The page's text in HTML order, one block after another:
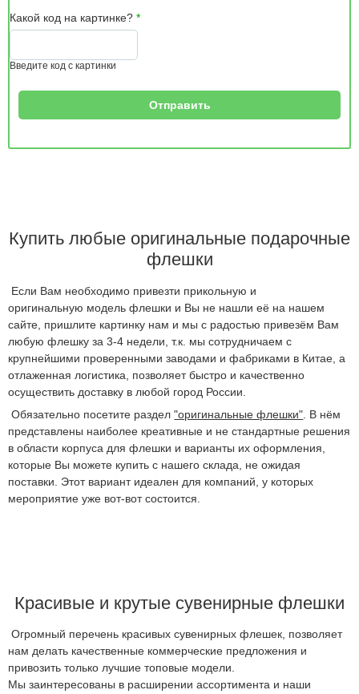
Какой код на картинке?*
Введите код с картинки
Купить любые оригинальные подарочные
флешки
Если Вам необходимо привезти прикольную и
оригинальную модель флешки и Вы не нашли её на нашем
сайте, пришлите картинку нам и мы с радостью привезём Вам
любую флешку за 3-4 недели, т.к. мы сотрудничаем с
крупнейшими проверенными заводами и фабриками в Китае, а
отлаженная логистика, позволяет быстро и качественно
осуществить доставку в любой город России.
Обязательно посетите раздел"оригинальные флешки" . В нём
представлены наиболее креативные и не стандартные решения
в области корпуса для флешки и варианты их оформления,
которые Вы можете купить с нашего склада, не ожидая
поставки. Этот вариант идеален для компаний, у которых
мероприятие уже вот-вот состоится.
Красивые и крутые сувенирные флешки
Огромный перечень красивых сувенирных флешек, позволяет
нам делать качественные коммерческие предложения и
привозить только лучшие топовые модели.
Мы заинтересованы в расширении ассортимента и наши